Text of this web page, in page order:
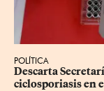
POLÍTICA
Descarta
ciclosporiasis en